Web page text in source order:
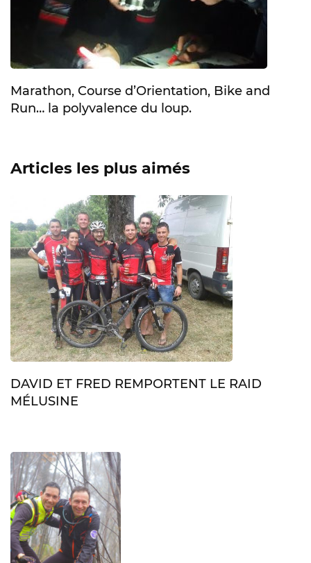
Marathon, Course d’Orientation, Bike and
Run… la polyvalence du loup.
Articles les plus aimés
DAVID ET FRED REMPORTENT LE RAID
MÉLUSINE